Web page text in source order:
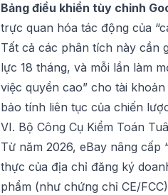
Bảng điều khiển tùy chỉnh
trực quan hóa tác động của
Tất cả các phân tích này cần
lực 18 tháng, và mỗi lần làm
việc quyền cao” cho tài
bảo tính liên tục của chiến
VI. Bộ Công Cụ Kiểm Toán
Từ năm 2026, eBay nâng cấp
thực của địa chỉ đăng ký
phẩm (như chứng chỉ CE/